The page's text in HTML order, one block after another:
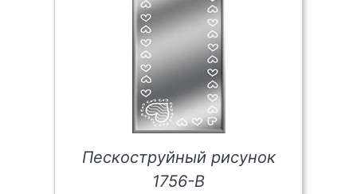
Пескоструйный рисунок
1756-В